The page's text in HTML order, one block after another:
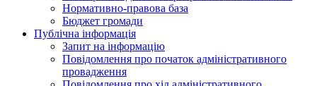
Нормативно-правова база
Бюджет громади
Публічна інформація
Запит на інформацію
Повідомлення про початок адміністративного
провадження